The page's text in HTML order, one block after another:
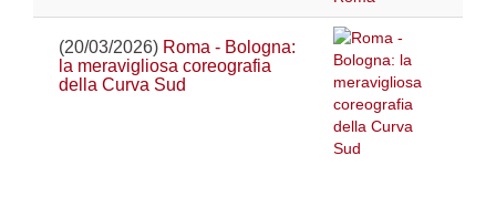
(20/03/2026) Roma - Bologna:
la meravigliosa coreografia
della Curva Sud